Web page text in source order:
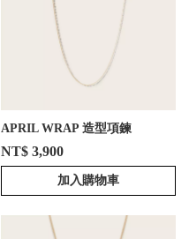
APRIL WRAP 造型項鍊
NT$ 3,900
加入購物車